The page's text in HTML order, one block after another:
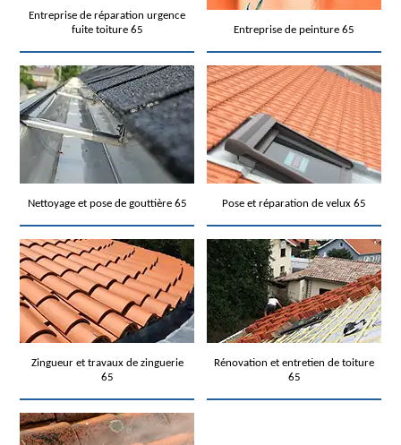
Entreprise de réparation urgence
fuite toiture 65
Entreprise de peinture 65
Nettoyage et pose de gouttière 65 Pose et réparation de velux 65
Zingueur et travaux de zinguerie
65
Rénovation et entretien de toiture
65